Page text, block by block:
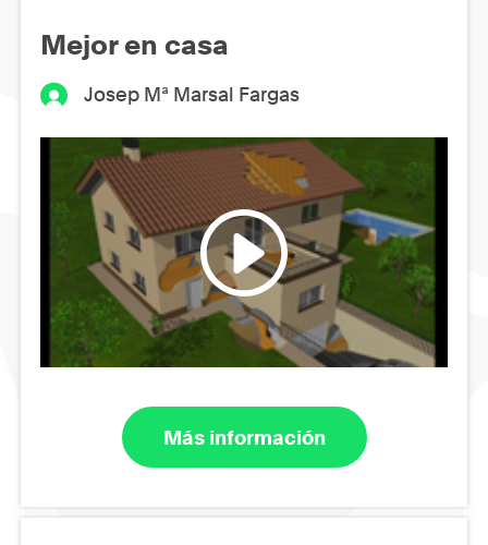
Mejor en casa
Josep Mª Marsal Fargas
Más información